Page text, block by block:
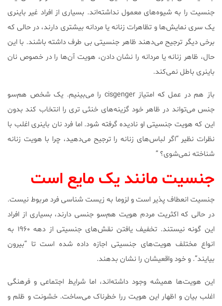
جنسیت را به شیوه‌های معمول نداشته‌اند. بسیاری از افراد غیر باینری
یک سری نمایش‌ها و تظاهرات زنانه یا مردانه بیشتری دارند، در حالی که
برخی دیگر ترجیح می‌دهند ظاهر جنسیتی بی طرف داشته باشند. با این
حال، ظاهر زنانه یا مردانه را نشان دادن، هویت آن‌ها را در خصوص نان
باینری باطل نمی‌کند.
باز هم در عمل که امتیاز cisgenger را می‌بینیم. یک شخص هم‌سو
جنس می‌تواند در ظاهر خود گزینه‌های خنثی تری را انتخاب کند بدون
این که هویت جنسیتی او نادیده گرفته شود. اما فرد نان باینری اغلب با
نظرات نظیر “اگر لباس‌های زنانه را ترجیح می‌دهید، چرا با هویت زنانه
شناخته نمی‌شوی؟ ”
جنسیت مانند یک مایع است
جنسیت انعطاف پذیر است و لزوما به زیست شناسی فرد مربوط نیست.
در حالی که اکثریت مردم هویت هم‌سو جنسی دارند، بسیاری از افراد
این گونه نیستند. تخفیف یافتن نقش‌های جنسیتی از دهه ۱۹۶۰ به
انواع مختلف هویت‌های جنسیتی اجازه داده شده است تا “بیرون
بیایند”. و خود واقعیشان را نشان بدهند.
این هویت‌ها همیشه وجود داشته‌اند، اما شرایط اجتماعی و فرهنگی
اغلب بیان و اظهار این هویت ررا خطرناک می‌ساخت. خشونت و ظلم و